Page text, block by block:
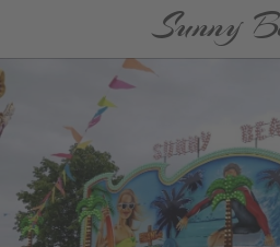
Sunny